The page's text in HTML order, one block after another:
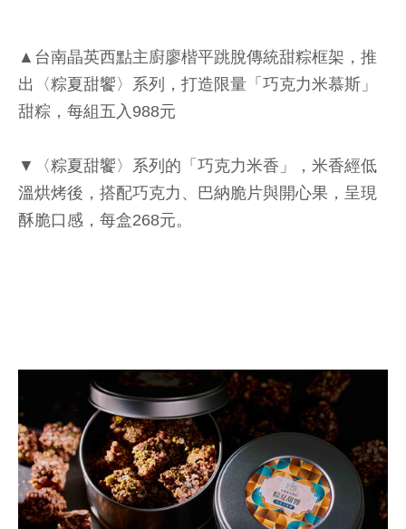
▲台南晶英西點主廚廖楷平跳脫傳統甜粽框架，推
出〈粽夏甜饗〉系列，打造限量「巧克力米慕斯」
甜粽，每組五入988元
▼〈粽夏甜饗〉系列的「巧克力米香」，米香經低
溫烘烤後，搭配巧克力、巴納脆片與開心果，呈現
酥脆口感，每盒268元。